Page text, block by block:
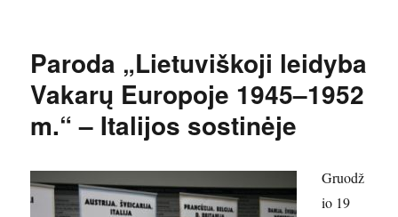
Paroda „Lietuviškoji leidyba
Vakarų Europoje 1945–1952
m.“ – Italijos sostinėje
Gruodž
io 19